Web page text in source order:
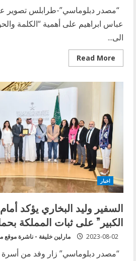
“مصدر دبلوماسي”-طرابلس تصوير
عباس ابراهيم على أهمية “الكلمة
الى...
Read More
Read
more
ابراهيم
طرابلس:
دستور
الطائف
قد
كتب
بحبر
الوفاق
بعد
حوار…
فكيف
يكون
الحوار
لانتخاب
رئيس
للجمهورية؟
اخبار
السفير وليد البخاري يؤكد
الكبير” على ثبات المملكة
مارلين خليفة - ناشرة موقع 2023-08-02
“مصدر دبلوماسي” زار وفد من أسرة